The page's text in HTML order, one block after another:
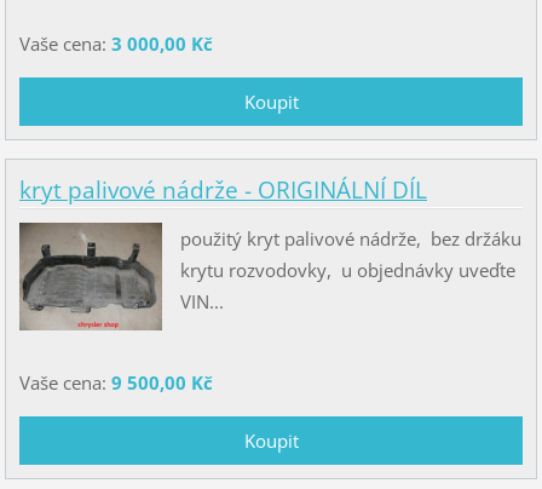
Vaše cena: 3 000,00 Kč
kryt palivové nádrže - ORIGINÁLNÍ DÍL
použitý kryt palivové nádrže, bez držáku
krytu rozvodovky, u objednávky uveďte
VIN...
Vaše cena: 9 500,00 Kč